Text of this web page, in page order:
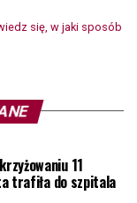
się, w jaki sposób
11
trafiła do szpitala